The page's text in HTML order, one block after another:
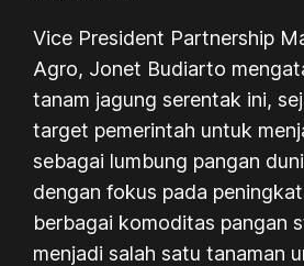
Vice President Partnership
Agro, Jonet Budiarto
tanam jagung serentak ini,
target pemerintah untuk
sebagai lumbung pangan
dengan fokus pada
berbagai komoditas pangan
menjadi salah satu tanaman